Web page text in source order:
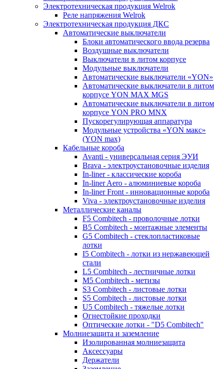
Электротехническая продукция Welrok
Реле напряжения Welrok
Электротехническая продукция ДКС
Автоматические выключатели
Блоки автоматического ввода резерва
Воздушные выключатели
Выключатели в литом корпусе
Модульные выключатели
Автоматические выключатели «YON»
Автоматические выключатели в литом
корпусе YON MAX MGS
Автоматические выключатели в литом
корпусе YON PRO MNX
Пускорегулирующая аппаратура
Модульные устройства «YON макс»
(YON max)
Кабельные короба
Avanti - универсальная серия ЭУИ
Brava - электроустановочные изделия
In-liner - классические короба
In-liner Aero - алюминиевые короба
In-liner Front - инновационные короба
Viva - электроустановочные изделия
Металлические каналы
F5 Combitech - проволочные лотки
B5 Combitech - монтажные элементы
G5 Combitech - стеклопластиковые
лотки
I5 Combitech - лотки из нержавеющей
стали
L5 Combitech - лестничные лотки
M5 Combitech - метизы
S3 Combitech - листовые лотки
S5 Combitech - листовые лотки
U5 Combitech - тяжелые лотки
Огнестойкие проходки
Оптические лотки - "D5 Combitech"
Молниезащита и заземление
Изолированная молниезащита
Аксессуары
Держатели